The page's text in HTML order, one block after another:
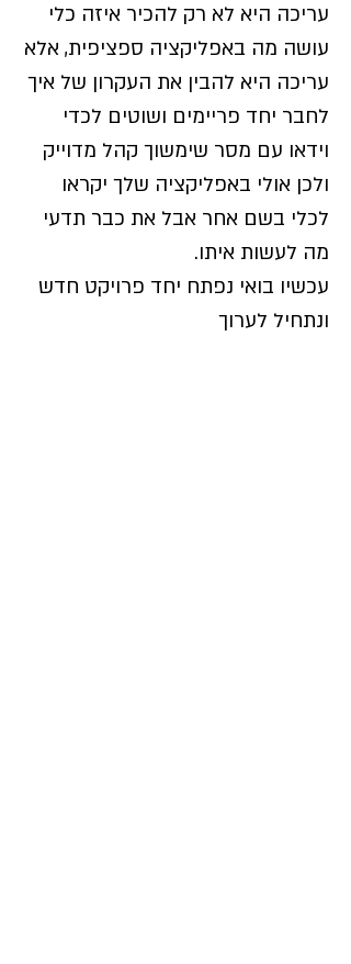
עריכה היא לא רק להכיר איזה כלי
עושה מה באפליקציה ספציפית, אלא
עריכה היא להבין את העקרון של איך
לחבר יחד פריימים ושוטים לכדי
וידאו עם מסר שימשוך קהל מדוייק
ולכן אולי באפליקציה שלך יקראו
לכלי בשם אחר אבל את כבר תדעי
מה לעשות איתו.
עכשיו בואי נפתח יחד פרויקט חדש
ונתחיל לערוך